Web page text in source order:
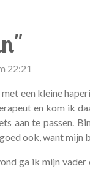
22:21
een kleine
en kom ik
aan te passen.
ook, want mijn
ga ik mijn